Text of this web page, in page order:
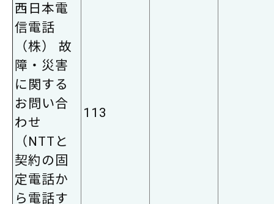
西日本電
信電話
（株） 故
障・災害
に関する
お問い合
わせ
（NTTと
契約の固
定電話か
ら電話す
113